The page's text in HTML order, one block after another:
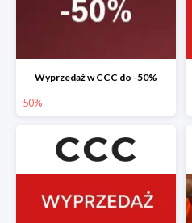
Wyprzedaż w CCC do -50%
50%